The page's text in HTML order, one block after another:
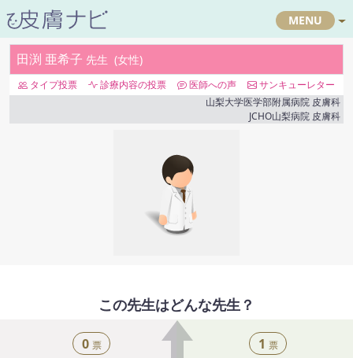
MENU
田渕 亜希子 先生 女性
タイプ投票 診療内容の投票 医師への声
サンキューレター
山梨大学医学部附属病院 皮膚科
JCHO山梨病院 皮膚科
この先生はどんな先生？
0 票 1 票